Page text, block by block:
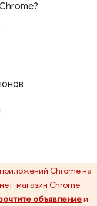
Chrome на
магазин Chrome
объявлениеи